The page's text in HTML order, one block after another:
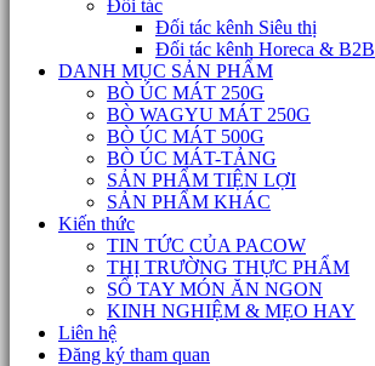
Đối tác
Đối tác kênh Siêu thị
Đối tác kênh Horeca & B2B
DANH MỤC SẢN PHẨM
BÒ ÚC MÁT 250G
BÒ WAGYU MÁT 250G
BÒ ÚC MÁT 500G
BÒ ÚC MÁT-TẢNG
SẢN PHẨM TIỆN LỢI
SẢN PHẨM KHÁC
Kiến thức
TIN TỨC CỦA PACOW
THỊ TRƯỜNG THỰC PHẨM
SỔ TAY MÓN ĂN NGON
KINH NGHIỆM & MẸO HAY
Liên hệ
Đăng ký tham quan